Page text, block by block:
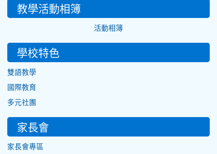
教學活動相簿
活動相簿
學校特色
雙語教學
國際教育
多元社團
家長會
家長會專區